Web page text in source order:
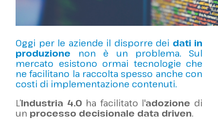
Oggi per le aziende il disporre dei dati in
produzione non è un problema. Sul
mercato esistono ormai tecnologie che
ne facilitano la raccolta spesso anche con
costi di implementazione contenuti.
L’Industria 4.0 ha facilitato l'adozione di
un processo decisionale data driven.